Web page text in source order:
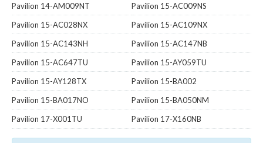
Pavilion 14-AM009NT
Pavilion 15-AC009NS
Pavilion 15-AC028NX
Pavilion 15-AC109NX
Pavilion 15-AC143NH
Pavilion 15-AC147NB
Pavilion 15-AC647TU
Pavilion 15-AY059TU
Pavilion 15-AY128TX
Pavilion 15-BA002
Pavilion 15-BA017NO
Pavilion 15-BA050NM
Pavilion 17-X001TU
Pavilion 17-X160NB